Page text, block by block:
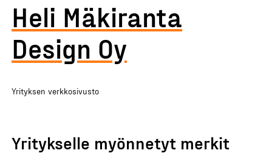
Heli Mäkiranta
Design Oy
Yrityksen verkkosivusto
Yritykselle myönnetyt merkit